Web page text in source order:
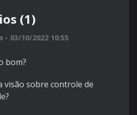
(1)
- 03/10/2022 10:55
bom?
visão sobre controle de